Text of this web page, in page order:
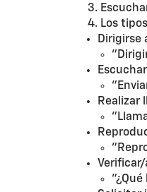
Los
Dirigirse
Realizar